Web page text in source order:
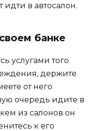
идти в автосалон.
банке
услугами того
держите
от него
очередь идите в
из салонов он
к его